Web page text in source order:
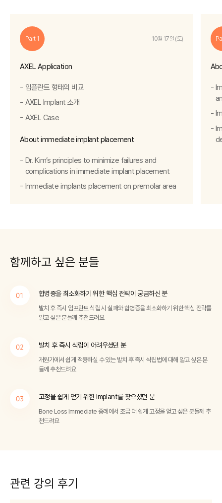
Part 1 10월 17일 (토)
AXEL Application
임플란트 형태의 비교
AXEL Implant 소개
AXEL Case
About immediate implant placement
Dr. Kim’s principles to minimize failures and
complications in immediate implant placement
Immediate implants placement on premolar area
함께하고 싶은 분들
01 합병증을 최소화하기 위한 핵심 전략이 궁금하신 분
발치 후 즉시 임프란트 식립 시 실패와 합병증을 최소화하기 위한 핵심 전략를
알고 싶은 분들께 추천드려요
02 발치 후 즉시 식립이 어려우셨던 분
개원가에서 쉽게 적용하실 수 있는 발치 후 즉시 식립법에 대해 알고 싶은 분
들께 추천드려요
03 고정을 쉽게 얻기 위한 Implant를 찾으셨던 분
Bone Loss Immediate 증례에서 조금 더 쉽게 고정을 얻고 싶은 분들께 추
천드려요
관련 강의 후기